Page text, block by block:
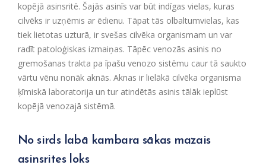
kopējā asinsritē. Šajās asinīs var būt indīgas vielas, kuras
cilvēks ir uzņēmis ar ēdienu. Tāpat tās olbaltumvielas, kas
tiek lietotas uzturā, ir svešas cilvēka organismam un var
radīt patoloģiskas izmaiņas. Tāpēc venozās asinis no
gremošanas trakta pa īpašu venozo sistēmu caur tā saukto
vārtu vēnu nonāk aknās. Aknas ir lielākā cilvēka organisma
ķīmiskā laboratorija un tur atindētās asinis tālāk ieplūst
kopējā venozajā sistēmā.
No sirds labā kambara sākas mazais
asinsrites loks